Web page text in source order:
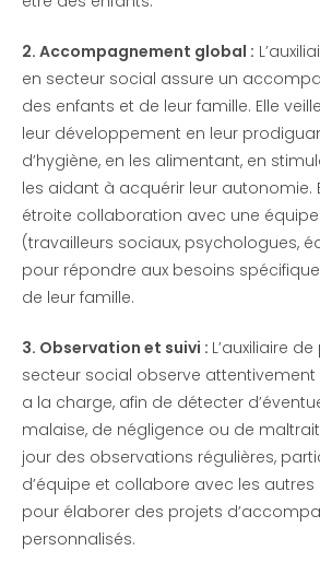
2. Accompagnement global :
en secteur social assure un
des enfants et de leur famille. Elle
leur développement en leur
d’hygiène, en les alimentant, en
les aidant à acquérir leur autonomie.
étroite collaboration avec une
(travailleurs sociaux, psychologues,
pour répondre aux besoins
de leur famille.
3. Observation et suivi : L’auxiliaire
secteur social observe attentivement
a la charge, afin de détecter
malaise, de négligence ou de
jour des observations régulières,
d’équipe et collabore avec les
pour élaborer des projets
personnalisés.